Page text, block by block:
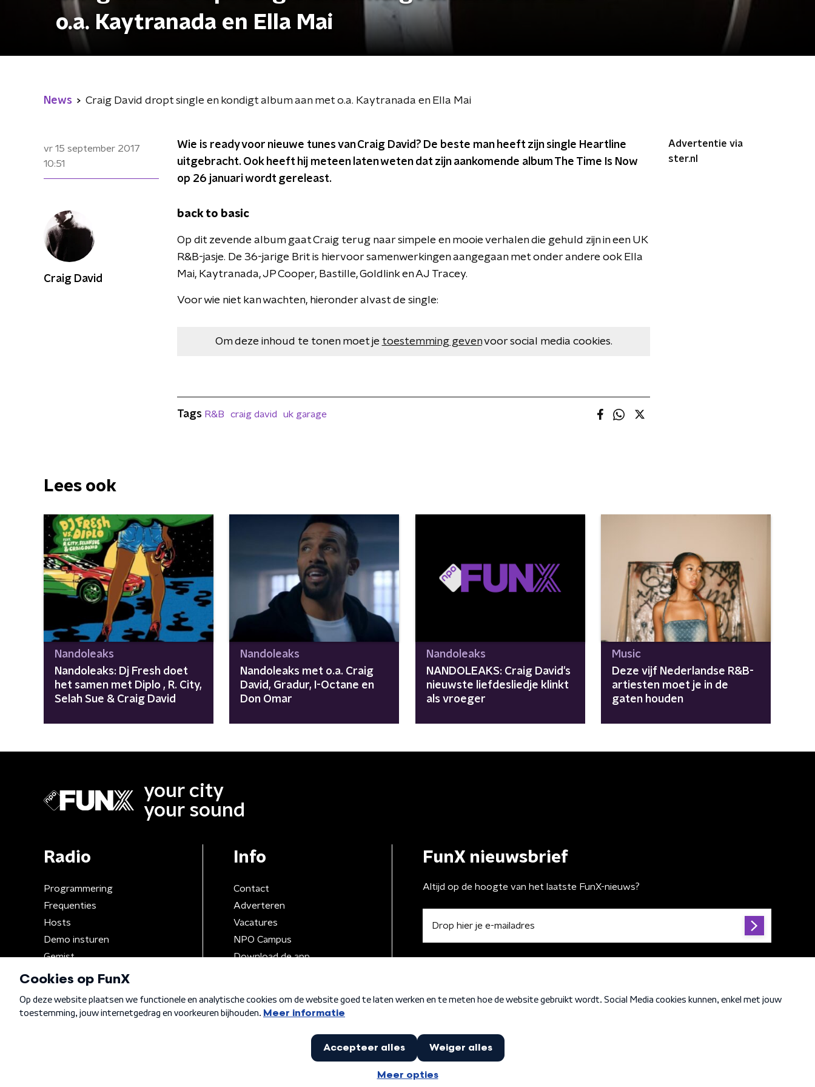
o.a. Kaytranada en Ella Mai
News Craig David dropt single en kondigt album aan met o.a. Kaytranada en Ella Mai
vr 15 september 2017
10:51
Wie is ready voor nieuwe tunes van Craig David? De beste man heeft zijn single Heartline
uitgebracht. Ook heeft hij meteen laten weten dat zijn aankomende album The Time Is Now
op 26 januari wordt gereleast.
back to basic
Op dit zevende album gaat Craig terug naar simpele en mooie verhalen die gehuld zijn in een UK
R&B-jasje. De 36-jarige Brit is hiervoor samenwerkingen aangegaan met onder andere ook Ella
Mai, Kaytranada, JP Cooper, Bastille, Goldlink en AJ Tracey.
Voor wie niet kan wachten, hieronder alvast de single:
Om deze inhoud te tonen moet je toestemming gevenvoor social media cookies.
Advertentie via
ster.nl
Craig David
Tags R&B craig david uk garage
Lees ook
Nandoleaks
Nandoleaks: Dj Fresh doet
het samen met Diplo , R. City,
Selah Sue & Craig David
Nandoleaks
Nandoleaks met o.a. Craig
David, Gradur, I-Octane en
Don Omar
Nandoleaks
NANDOLEAKS: Craig David's
nieuwste liefdesliedje klinkt
als vroeger
Music
Deze vijf Nederlandse R&B-
artiesten moet je in de
gaten houden
your city
your sound
Radio
Programmering
Frequenties
Hosts
Demo insturen
Gemist
Info
Contact
Adverteren
Vacatures
NPO Campus
Download de app
FunX nieuwsbrief
Altijd op de hoogte van het laatste FunX-nieuws?
Algemene voorwaarden Privacybeleid